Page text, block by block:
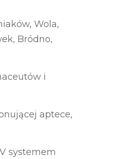
Wola,
Bródno,
i
aptece,
systemem